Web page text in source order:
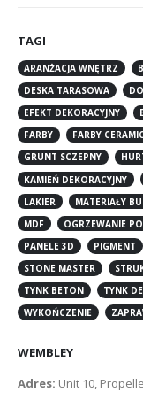
TAGI
ARANŻACJA WNĘTRZ
DESKA TARASOWA
EFEKT DEKORACYJNY
FARBY
FARBY
GRUNT SCZEPNY
KAMIEŃ DEKORACYJNY
LAKIER
MATERIAŁY
MDF
OGRZEWANIE
PANELE 3D
PIGMENT
STONE MASTER
TYNK BETON
TYNK
WYKOŃCZENIE
WEMBLEY
Adres: Unit 10,